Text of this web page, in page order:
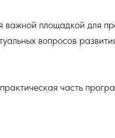
важной площадкой для
вопросов
часть